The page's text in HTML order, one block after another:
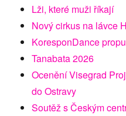
Lži, které muži říkají
Nový cirkus na lávce
KoresponDance
Tanabata 2026
Ocenění Visegrad
do Ostravy
Soutěž s Českým